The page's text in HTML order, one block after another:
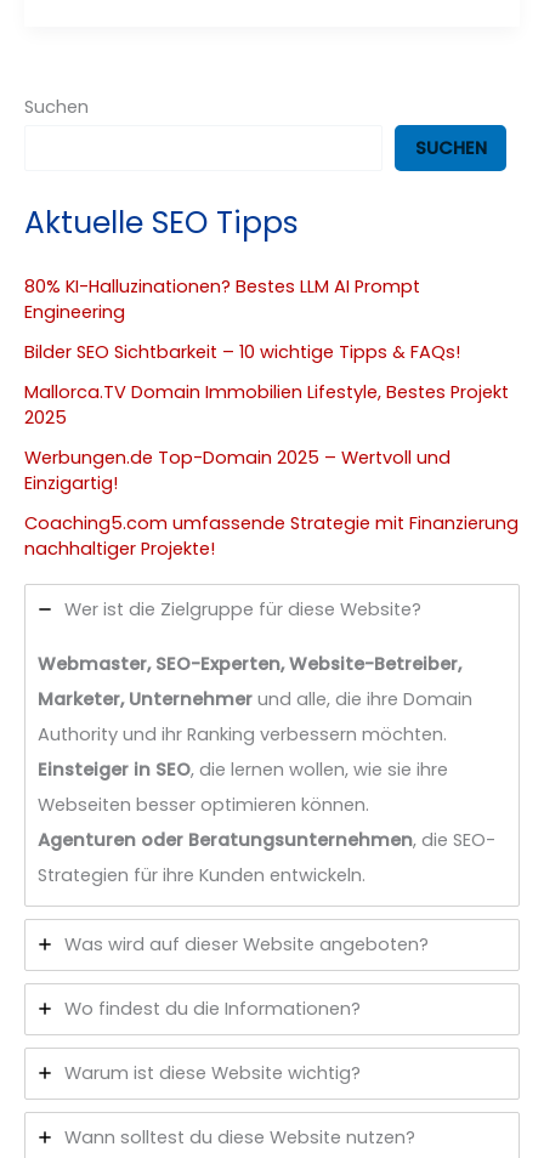
Suchen
SUCHEN
Aktuelle SEO Tipps
80% KI-Halluzinationen? Bestes LLM AI Prompt
Engineering
Bilder SEO Sichtbarkeit – 10 wichtige Tipps & FAQs!
Mallorca.TV Domain Immobilien Lifestyle, Bestes Projekt
2025
Werbungen.de Top-Domain 2025 – Wertvoll und
Einzigartig!
Coaching5.com umfassende Strategie mit Finanzierung
nachhaltiger Projekte!
Wer ist die Zielgruppe für diese Website?
Webmaster, SEO-Experten, Website-Betreiber,
Marketer, Unternehmer und alle, die ihre Domain
Authority und ihr Ranking verbessern möchten.
Einsteiger in SEO, die lernen wollen, wie sie ihre
Webseiten besser optimieren können.
Agenturen oder Beratungsunternehmen, die SEO-
Strategien für ihre Kunden entwickeln.
Was wird auf dieser Website angeboten?
Wo findest du die Informationen?
Warum ist diese Website wichtig?
Wann solltest du diese Website nutzen?